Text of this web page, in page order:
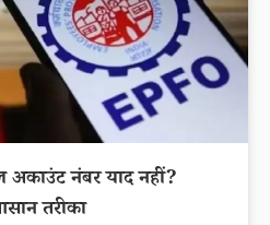
नंबर याद नहीं?
तरीका